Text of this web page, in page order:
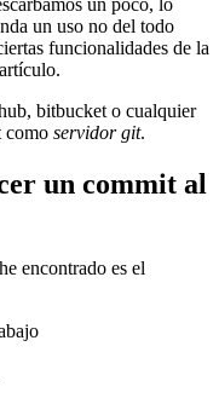
un poco, lo
un uso no del todo
funcionalidades de la
bitbucket o cualquier
como servidor git.
un commit al
encontrado es el